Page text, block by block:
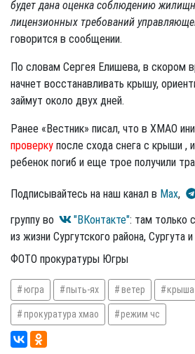
будет дана оценка соблюдению
лицензионных требований
говорится в сообщении.
По словам Сергея Елишева, в скором
начнет восстанавливать крышу,
займут около двух дней.
Ранее «Вестник» писал, что в ХМАО
проверку после схода снега с крыши ,
ребенок погиб и еще трое получили
Подписывайтесь на наш канал в Max,
группу во
"ВКонтакте": там только
из жизни Сургутского района, Сургута
ФОТО прокуратуры Югры
югра пыть-ях ветер крыша
прокуратура хмао режим чс